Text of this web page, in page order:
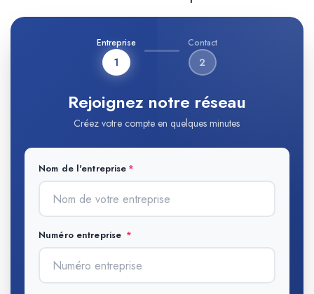
Entreprise
1
Contact
2
Rejoignez notre réseau
Créez votre compte en quelques minutes
Nom de l'entreprise
Numéro entreprise